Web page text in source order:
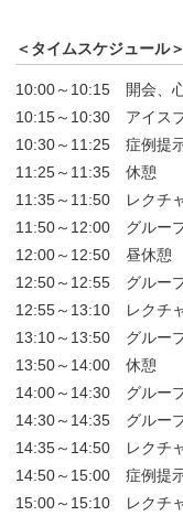
＜タイムスケジュール＞
10:00～10:15 開会、
10:15～10:30 アイス
10:30～11:25 症例提
11:25～11:35 休憩
11:35～11:50 レクチ
11:50～12:00 グルー
12:00～12:50 昼休憩
12:50～12:55 グルー
12:55～13:10 レクチ
13:10～13:50 グルー
13:50～14:00 休憩
14:00～14:30 グルー
14:30～14:35 グルー
14:35～14:50 レクチャ
14:50～15:00 症例提
15:00～15:10 レクチャ